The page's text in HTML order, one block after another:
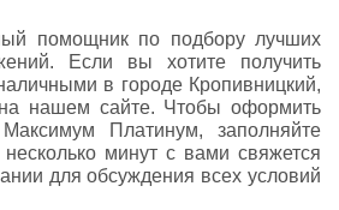
помощник по подбору лучших
Если вы хотите получить
в городе Кропивницкий,
на нашем сайте. Чтобы оформить
Платинум, заполняйте
минут с вами свяжется
для обсуждения всех условий